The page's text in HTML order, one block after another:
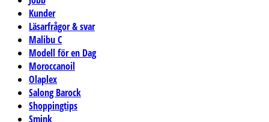
Kunder
Läsarfrågor & svar
Malibu C
Modell för en Dag
Moroccanoil
Olaplex
Salong Barock
Shoppingtips
Smink